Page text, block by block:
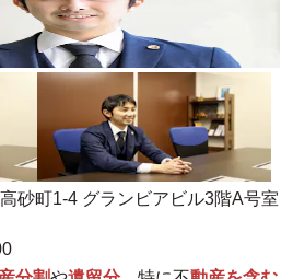
砂町1-4 グランビアビル3階A号室